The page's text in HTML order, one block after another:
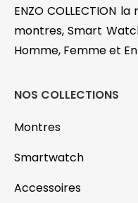
ENZO COLLECTION
montres, Smart
Homme, Femme et
NOS COLLECTIONS
Montres
Smartwatch
Accessoires